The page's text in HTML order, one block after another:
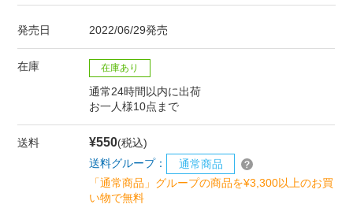
発売日 2022/06/29発売
在庫 在庫あり
通常24時間以内に出荷
お一人様10点まで
送料 ¥550(税込)
送料グループ：
通常商品
「通常商品」グループの商品を¥3,300以上のお買
い物で無料